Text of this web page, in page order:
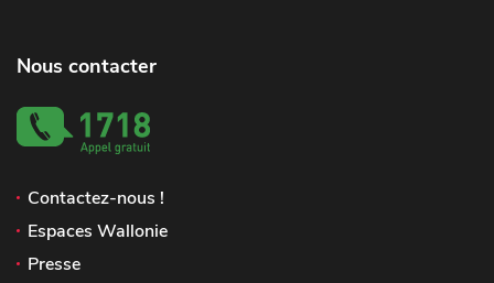
Nous contacter
Contactez-nous !
Espaces Wallonie
Presse